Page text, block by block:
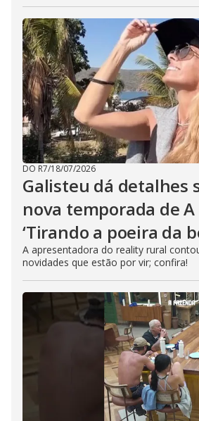
DO R7/18/07/2026
Galisteu dá detalhes
nova temporada de A
‘Tirando a poeira da
A apresentadora do reality rural
novidades que estão por vir; confira!